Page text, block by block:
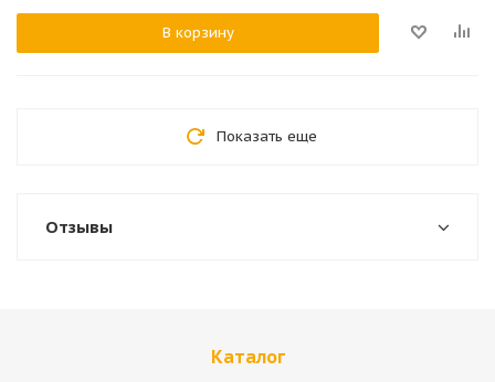
В корзину
Показать еще
Отзывы
Каталог